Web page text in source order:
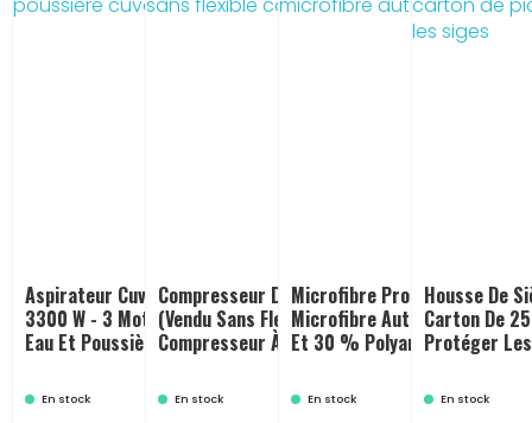
Aspirateur Cuve Inox YS 3/62 -
3300 W - 3 Moteurs : Aspirateur
Eau Et Poussière
En stock
Compresseur DNX PRO 3100
(vendu Sans Flexible) :
Compresseur À Air
En stock
Microfibre Professionnelle :
Microfibre Auto 70 %
Et 30 % Polyamide
En stock
Housse De
Carton De
Protéger
En stock